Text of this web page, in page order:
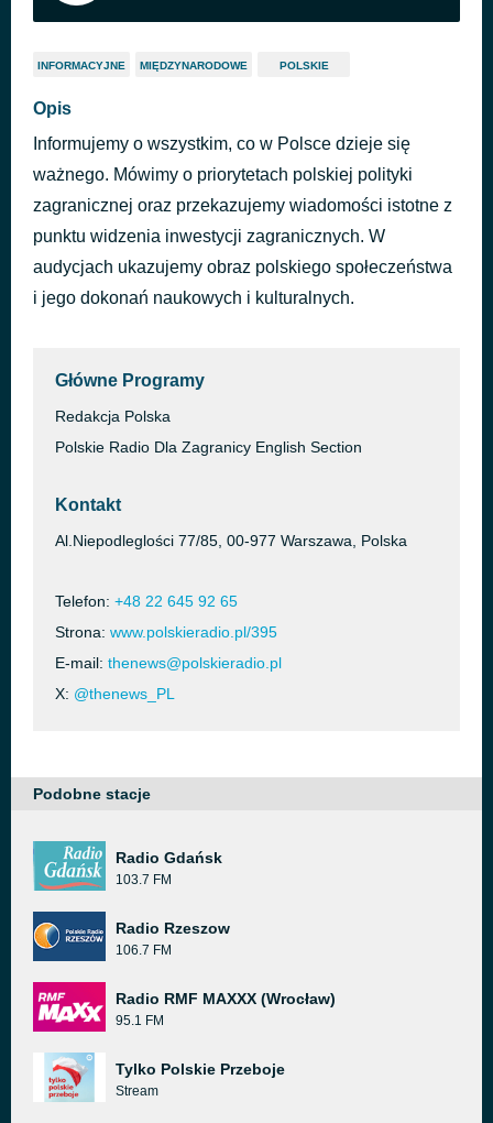
INFORMACYJNE MIĘDZYNARODOWE POLSKIE
Opis
Informujemy o wszystkim, co w Polsce dzieje się
ważnego. Mówimy o priorytetach polskiej polityki
zagranicznej oraz przekazujemy wiadomości istotne z
punktu widzenia inwestycji zagranicznych. W
audycjach ukazujemy obraz polskiego społeczeństwa
i jego dokonań naukowych i kulturalnych.
Główne Programy
Redakcja Polska
Polskie Radio Dla Zagranicy English Section
Kontakt
Al.Niepodleglości 77/85, 00-977 Warszawa, Polska
Telefon: +48 22 645 92 65
Strona: www.polskieradio.pl/395
E-mail: thenews@polskieradio.pl
X: @thenews_PL
Podobne stacje
Radio Gdańsk
103.7 FM
Radio Rzeszow
106.7 FM
Radio RMF MAXXX (Wrocław)
95.1 FM
Tylko Polskie Przeboje
Stream